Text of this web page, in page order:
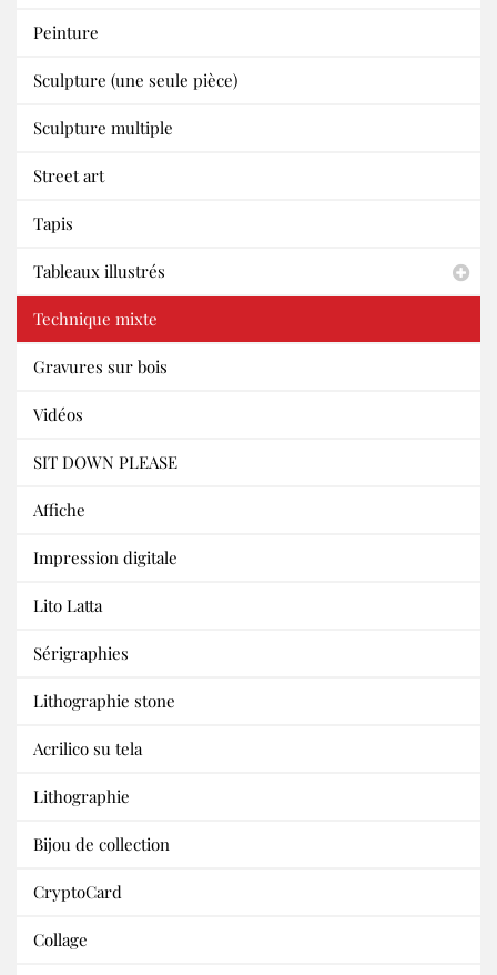
Peinture
Sculpture (une seule pièce)
Sculpture multiple
Street art
Tapis
Tableaux illustrés
Technique mixte
Gravures sur bois
Vidéos
SIT DOWN PLEASE
Affiche
Impression digitale
Lito Latta
Sérigraphies
Lithographie stone
Acrilico su tela
Lithographie
Bijou de collection
CryptoCard
Collage